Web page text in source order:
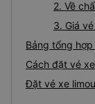
2. Về
3. Giá
Bảng tổng
Cách đặt vé
Đặt vé xe